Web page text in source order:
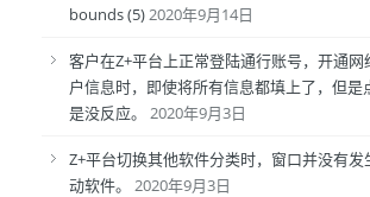
bounds (5)2020年9月14日
客户在Z+平台上正常登陆通行账号，开通
户信息时，即使将所有信息都填上了，但是
是没反应。
2020年9月3日
Z+平台切换其他软件分类时，窗口并没有发
动软件。
2020年9月3日